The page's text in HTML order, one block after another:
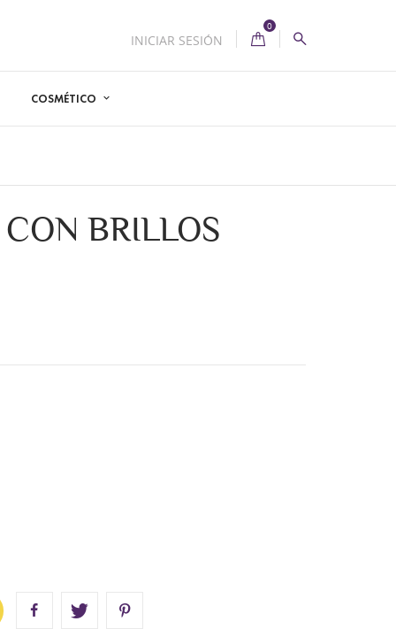
INICIAR SESIÓN
0
COSMÉTICO
BRILLOS